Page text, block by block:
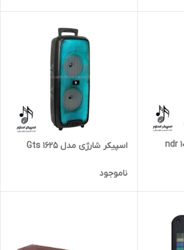
اسپیکر شارژی مدل Gts 1625
ناموجود